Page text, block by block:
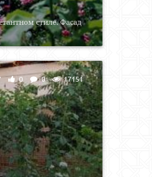
стиле. Фасад
0 0 17151